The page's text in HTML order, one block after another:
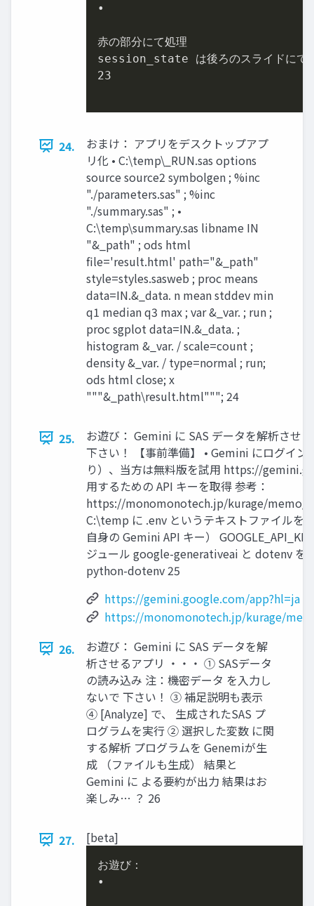
•
赤の部分にて処理
23
24.
おまけ： アプリをデスクトップアプ
リ化 • C:\temp\_RUN.sas options
source source2 symbolgen ; %inc
"./parameters.sas" ; %inc
"./summary.sas" ; •
C:\temp\summary.sas libname IN
"&_path" ; ods html
file='result.html' path="&_path"
style=styles.sasweb ; proc means
data=IN.&_data. n mean stddev min
q1 median q3 max ; var &_var. ; run ;
proc sgplot data=IN.&_data. ;
histogram &_var. / scale=count ;
density &_var. / type=normal ; run;
ods html close; x
"""&_path\result.html"""; 24
25.
お遊び： Gemini に SAS データを解析させ
下さい！ 【事前準備】 • Gemini にログイ
り）、当方は無料版を試用 https://
用するための API キーを取得 参考：
https://monomonotech.jp/kurage/memo/
C:\temp に .env というテキストファイルを
自身の Gemini API キー）
ジュール google-generativeai と dotenv
python-dotenv 25
https://gemini.google.com/app?hl=ja
https://monomonotech.jp/kurage/
26.
お遊び： Gemini に SAS データを解
析させるアプリ ・・・ ① SASデータ
の読み込み 注：機密データ を入力し
ないで 下さい！ ③ 補足説明も表示
④ [Analyze] で、 生成されたSAS プ
ログラムを実行 ② 選択した変数 に関
する解析 プログラムを Genemiが生
成 （ファイルも生成） 結果と
Gemini に よる要約が出力 結果はお
楽しみ… ？ 26
27. [beta]
お遊び：
•